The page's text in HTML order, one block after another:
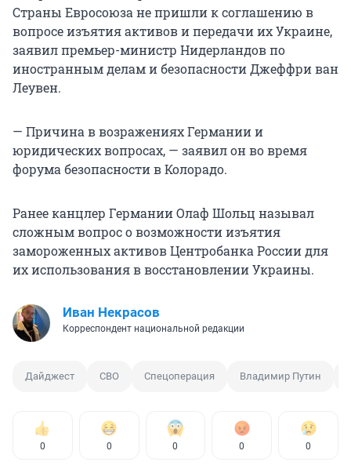
Страны Евросоюза не пришли к соглашению в
вопросе изъятия активов и передачи их Украине,
заявил премьер-министр Нидерландов по
иностранным делам и безопасности Джеффри ван
Леувен.
— Причина в возражениях Германии и
юридических вопросах, — заявил он во время
форума безопасности в Колорадо.
Ранее канцлер Германии Олаф Шольц называл
сложным вопрос о возможности изъятия
замороженных активов Центробанка России для
их использования в восстановлении Украины.
Иван Некрасов
Корреспондент национальной редакции
Дайджест СВО Спецоперация Владимир Путин
0 0 0 0 0